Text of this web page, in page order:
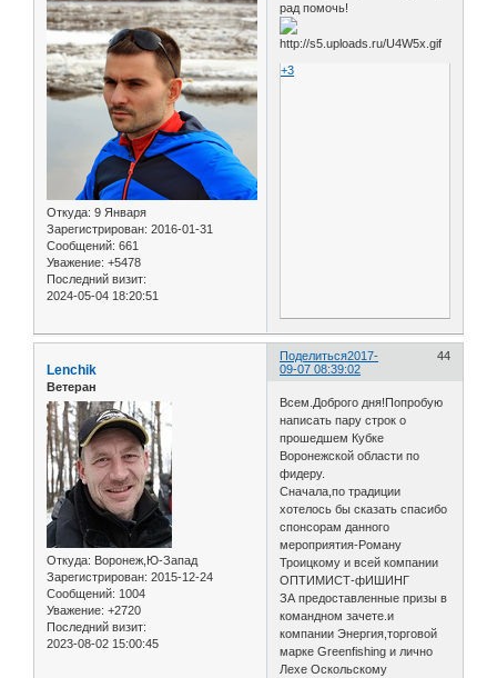
Откуда: 9 Января
Зарегистрирован: 2016-01-31
Сообщений: 661
Уважение: +5478
Последний визит:
2024-05-04 18:20:51
рад помочь!
+3
Поделиться 44
2017-
09-07 08:39:02
Lenchik
Ветеран
Откуда: Воронеж,Ю-Запад
Зарегистрирован: 2015-12-24
Сообщений: 1004
Уважение: +2720
Последний визит:
2023-08-02 15:00:45
Всем.Доброго дня!Попробую
написать пару строк о
прошедшем Кубке
Воронежской области по
фидеру.
Сначала,по традиции
хотелось бы сказать спасибо
спонсорам данного
мероприятия-Роману
Троицкому и всей компании
ОПТИМИСТ-фИШИНГ
ЗА предоставленные призы в
командном зачете.и
компании Энергия,торговой
марке Greenfishing и лично
Лехе Оскольскому